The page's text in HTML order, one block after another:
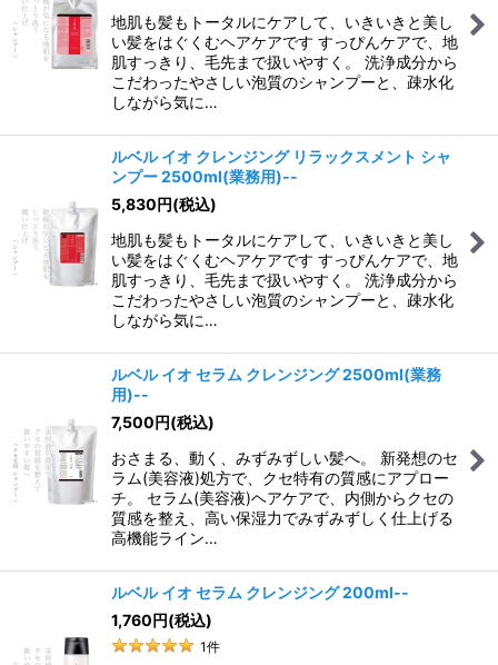
地肌も髪もトータルにケアして、いきいきと美し
い髪をはぐくむヘアケアです すっぴんケアで、地
肌すっきり、毛先まで扱いやすく。 洗浄成分から
こだわったやさしい泡質のシャンプーと、疎水化
しながら気に…
ルベル イオ クレンジング リラックスメント シャ
ンプー 2500ml(業務用)--
5,830円(税込)
地肌も髪もトータルにケアして、いきいきと美し
い髪をはぐくむヘアケアです すっぴんケアで、地
肌すっきり、毛先まで扱いやすく。 洗浄成分から
こだわったやさしい泡質のシャンプーと、疎水化
しながら気に…
ルベル イオ セラム クレンジング 2500ml(業務
用)--
7,500円(税込)
おさまる、動く、みずみずしい髪へ。 新発想のセ
ラム(美容液)処方で、クセ特有の質感にアプロー
チ。 セラム(美容液)ヘアケアで、内側からクセの
質感を整え、高い保湿力でみずみずしく仕上げる
高機能ライン…
ルベル イオ セラム クレンジング 200ml--
1,760円(税込)
1件